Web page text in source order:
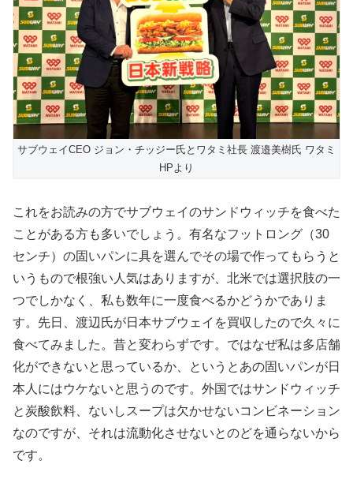
サブウェイCEO ジョン・チッジー氏とワタミ社長 渡邉美樹氏 ワタミ
HPより
これをお読みの方でサブウェイのサンドウィッチを食べた
ことがある方も多いでしょう。有名なフットロング（30
センチ）の固いパンに具を選んでその場で作ってもらうと
いうもので根強い人気はありますが、北米では選択肢の一
つでしかなく、私も数年に一度食べるかどうかでありま
す。先日、渡辺氏が日本サブウェイを買収したので久々に
食べてみました。昔と変わらずです。ではなぜ私は多店舗
化ができないと思っているか、というとあの固いパンが日
本人にはウケないと思うのです。外国ではサンドウィッチ
と炭酸飲料、ないしスープは欠かせないコンビネーション
なのですが、それは流動化させないとのどを通らないから
です。